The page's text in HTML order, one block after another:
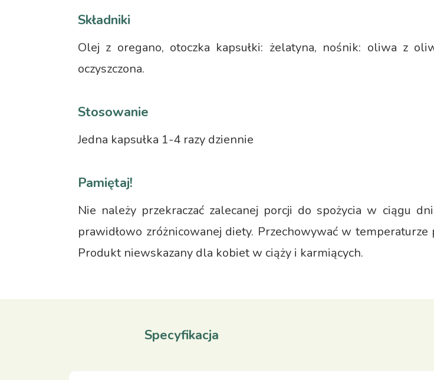
Składniki
Olej z oregano, otoczka kapsułki: żelatyna, nośnik: oliwa z
oczyszczona.
Stosowanie
Jedna kapsułka 1-4 razy dziennie
Pamiętaj!
Nie należy przekraczać zalecanej porcji do spożycia w ciągu
prawidłowo zróżnicowanej diety. Przechowywać w
Produkt niewskazany dla kobiet w ciąży i karmiących.
Specyfikacja